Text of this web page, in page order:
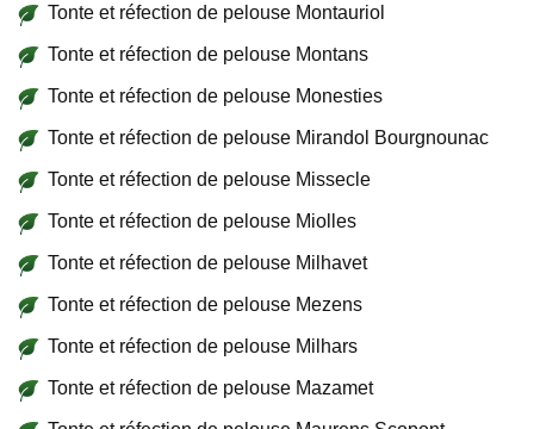
Tonte et réfection de pelouse Montauriol
Tonte et réfection de pelouse Montans
Tonte et réfection de pelouse Monesties
Tonte et réfection de pelouse Mirandol Bourgnounac
Tonte et réfection de pelouse Missecle
Tonte et réfection de pelouse Miolles
Tonte et réfection de pelouse Milhavet
Tonte et réfection de pelouse Mezens
Tonte et réfection de pelouse Milhars
Tonte et réfection de pelouse Mazamet